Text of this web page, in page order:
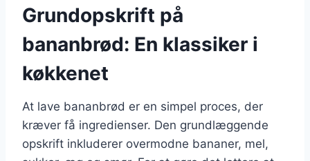
Grundopskrift på
bananbrød: En klassiker i
køkkenet
At lave bananbrød er en simpel proces, der
kræver få ingredienser. Den grundlæggende
opskrift inkluderer overmodne bananer, mel,